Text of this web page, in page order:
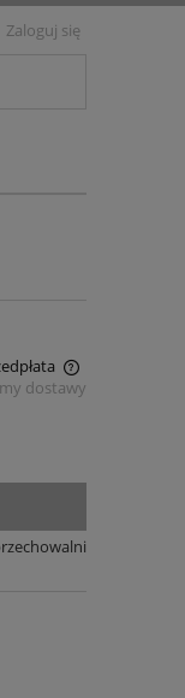
Zaloguj się
dostawy